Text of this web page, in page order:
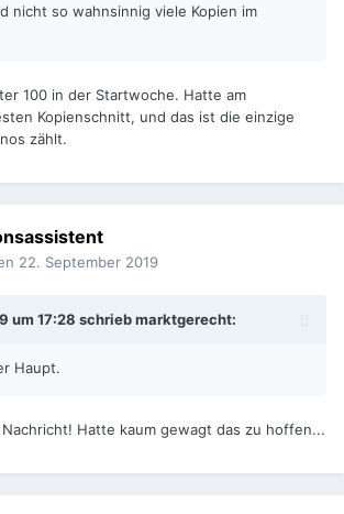
nicht so wahnsinnig viele Kopien im
100 in der Startwoche. Hatte am
Kopienschnitt, und das ist die einzige
zählt.
22. September 2019
um 17:28 schriebmarktgerecht:
Haupt.
Hatte kaum gewagt das zu hoffen...